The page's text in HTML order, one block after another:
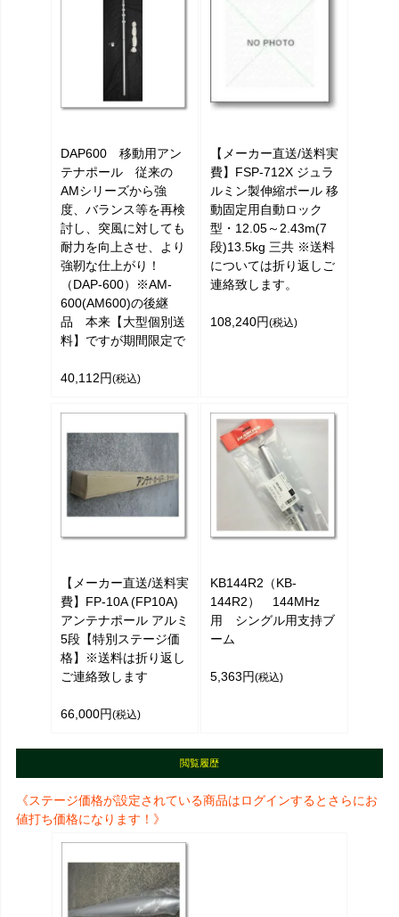
DAP600 移動用アン
テナポール 従来の
AMシリーズから強
度、バランス等を再検
討し、突風に対しても
耐力を向上させ、より
強靭な仕上がり！
（DAP-600）※AM-
600(AM600)の後継
品 本来【大型個別送
料】ですが期間限定で
40,112円(税込)
【メーカー直送/送料実
費】FSP-712X ジュラ
ルミン製伸縮ポール 移
動固定用自動ロック
型・12.05～2.43m(7
段)13.5kg 三共 ※送料
については折り返しご
連絡致します。
108,240円(税込)
【メーカー直送/送料実
費】FP-10A (FP10A)
アンテナポール アルミ
5段【特別ステージ価
格】※送料は折り返し
ご連絡致します
66,000円(税込)
KB144R2（KB-
144R2） 144MHz
用 シングル用支持ブ
ーム
5,363円(税込)
閲覧履歴
《ステージ価格が設定されている商品はログインするとさらにお
値打ち価格になります！》